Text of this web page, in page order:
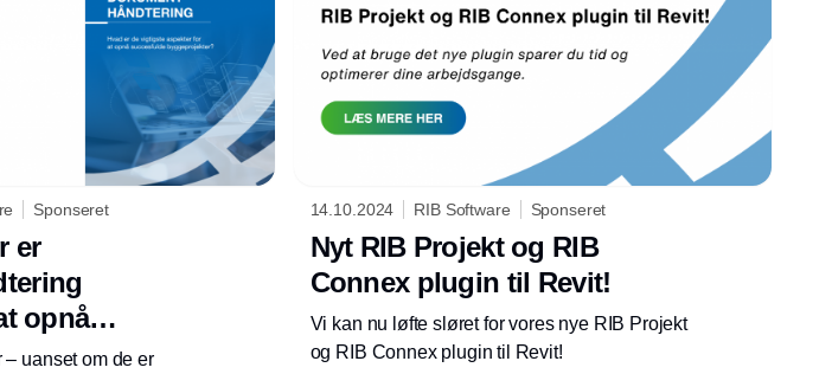
Sponseret
er
opnå
uanset om de er
14.10.2024 RIB Software Sponseret
Nyt RIB Projekt og RIB
Connex plugin til Revit!
Vi kan nu løfte sløret for vores nye RIB Projekt
og RIB Connex plugin til Revit!